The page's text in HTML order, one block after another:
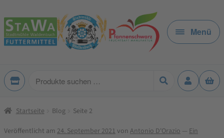
Zur
Navigation
springen
Zum
Inhalt
springen
Menü
Produkte
Startseite Blog
Seite 2
Veröffentlicht am 24. September 2021von Antonio D'Orazio — Ein